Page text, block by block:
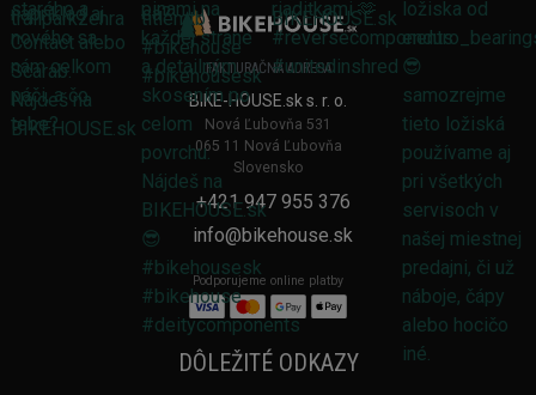
FAKTURAČNÁ ADRESA
BIKE-HOUSE.sk s. r. o.
Nová Ľubovňa 531
065 11 Nová Ľubovňa
Slovensko
+421 947 955 376
info@bikehouse.sk
Podporujeme online platby
DÔLEŽITÉ ODKAZY